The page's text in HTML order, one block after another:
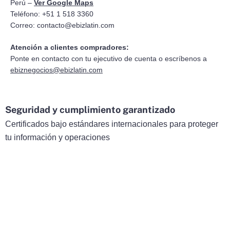
Perú – Ver Google Maps
Teléfono: +51 1 518 3360
Correo: contacto@ebizlatin.com
Atención a clientes compradores:
Ponte en contacto con tu ejecutivo de cuenta o escríbenos a
ebiznegocios@ebizlatin.com
Seguridad y cumplimiento garantizado
Certificados bajo estándares internacionales para proteger
tu información y operaciones